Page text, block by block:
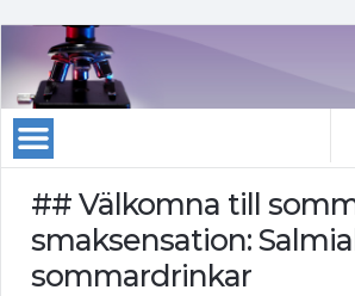
## Välkomna till
smaksensation:
sommardrinkar